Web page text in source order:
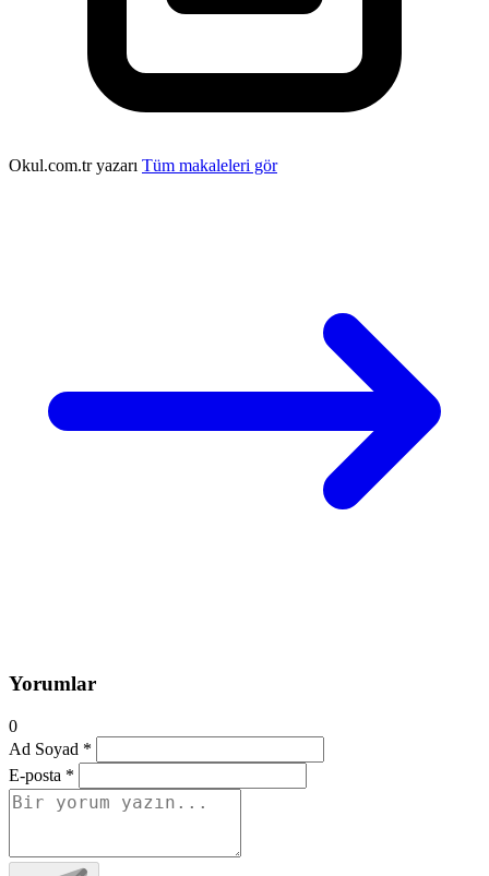
Okul.com.tr yazarı Tüm makaleleri gör
Yorumlar
0
Ad Soyad *
E-posta *